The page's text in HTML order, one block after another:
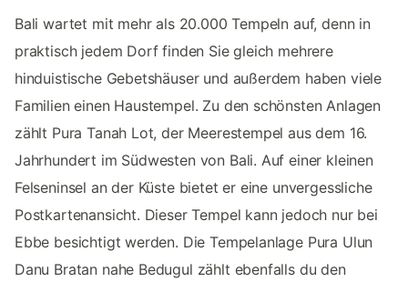
Bali wartet mit mehr als 20.000 Tempeln auf, denn in
praktisch jedem Dorf finden Sie gleich mehrere
hinduistische Gebetshäuser und außerdem haben viele
Familien einen Haustempel. Zu den schönsten Anlagen
zählt Pura Tanah Lot, der Meerestempel aus dem 16.
Jahrhundert im Südwesten von Bali. Auf einer kleinen
Felseninsel an der Küste bietet er eine unvergessliche
Postkartenansicht. Dieser Tempel kann jedoch nur bei
Ebbe besichtigt werden. Die Tempelanlage Pura Ulun
Danu Bratan nahe Bedugul zählt ebenfalls du den